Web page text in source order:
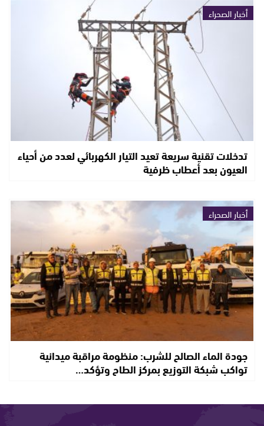
أخبار الصحراء
تدخلات تقنية سريعة تعيد التيار الكهربائي لعدد من أحياء
العيون بعد أعطاب ظرفية
أخبار الصحراء
جودة الماء الصالح للشرب: منظومة مراقبة ميدانية
تواكب شبكة التوزيع بمركز الطاح وتؤكد…